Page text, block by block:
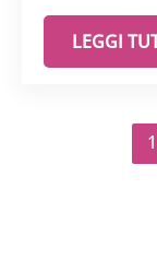
CISTITE
LEGGI
1